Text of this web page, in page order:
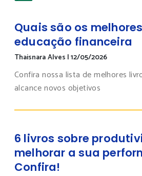
Quais são os
educação financeira
Thaisnara Alves |12/05/2026
Confira nossa lista de melhores
alcance novos objetivos
6 livros sobre
melhorar a sua
Confira!